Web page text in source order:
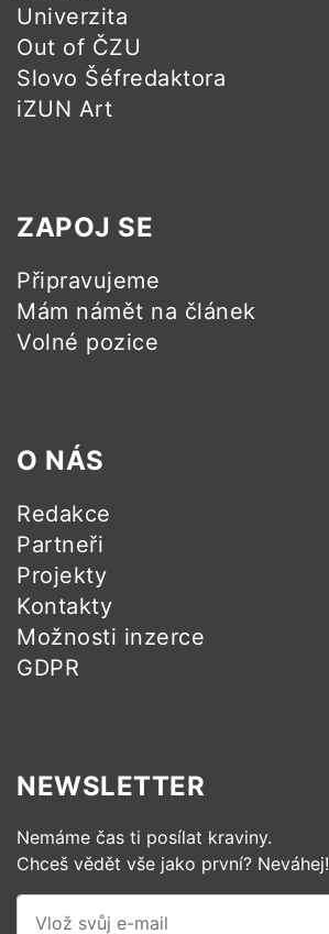
Univerzita
Out of ČZU
Slovo Šéfredaktora
iZUN Art
ZAPOJ SE
Připravujeme
Mám námět na článek
Volné pozice
O NÁS
Redakce
Partneři
Projekty
Kontakty
Možnosti inzerce
GDPR
NEWSLETTER
Nemáme čas ti posílat kraviny.
Chceš vědět vše jako první? Neváhej!